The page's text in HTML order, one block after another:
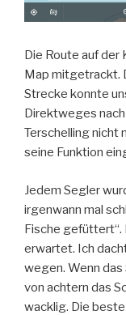
Die Route auf
Map mitgetrackt.
Strecke konnte
Direktweges
Terschelling nicht
seine Funktion
Jedem Segler
irgenwann mal
Fische gefüttert“.
erwartet. Ich
wegen. Wenn
von achtern das
wacklig. Die